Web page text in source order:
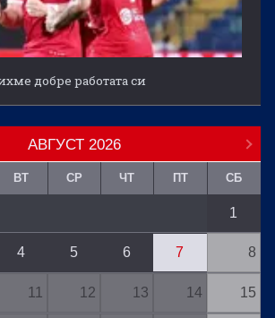
добре работата си
АВГУСТ 2026
ВТ СР ЧТ ПТ СБ
1
4 5 6 7 8
11 12 13 14 15